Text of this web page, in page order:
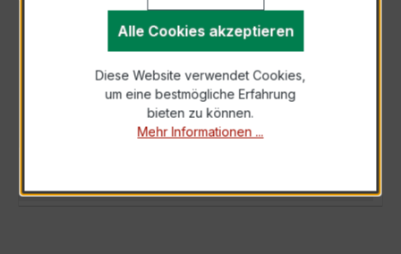
BESCHREIBUNG
kompakter, hochpräziser Niederspannungs-
Messwandler der bewährten EWSK-Serie,
Alle Cookies akzeptieren
Diese Website verwendet Cookies,
um eine bestmögliche Erfahrung
bieten zu können.
Mehr Informationen ...